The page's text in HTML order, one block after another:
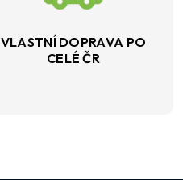
VLASTNÍ DOPRAVA PO
CELÉ ČR